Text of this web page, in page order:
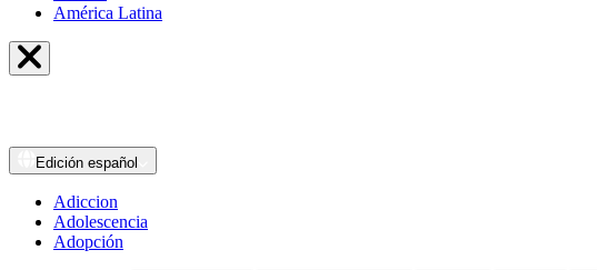
América Latina
Edición español
Adiccion
Adolescencia
Adopción